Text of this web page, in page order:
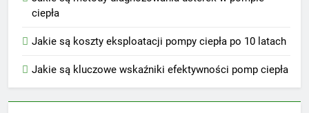
ciepła
Jakie są koszty eksploatacji pompy ciepła po 10 latach
Jakie są kluczowe wskaźniki efektywności pomp ciepła